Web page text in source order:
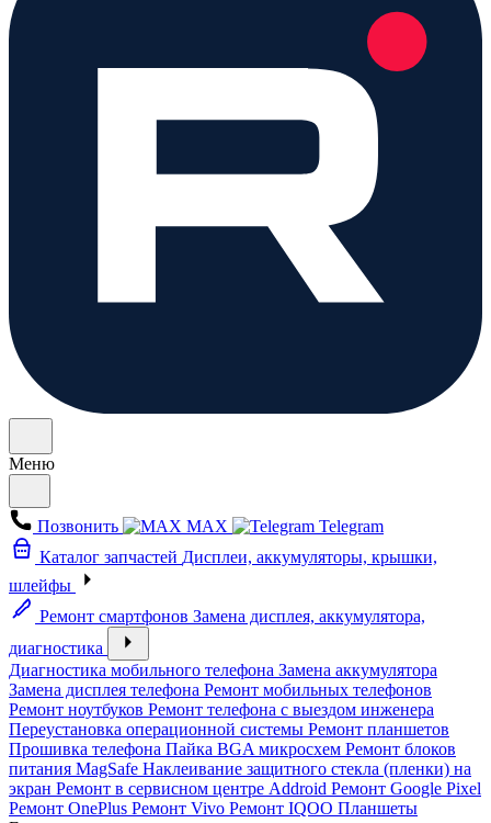
Меню
Позвонить MAX
Telegram
Каталог запчастей Дисплеи, аккумуляторы, крышки,
шлейфы
Ремонт смартфонов Замена дисплея, аккумулятора,
диагностика
Диагностика мобильного телефона Замена аккумулятора
Замена дисплея телефона Ремонт мобильных телефонов
Ремонт ноутбуков Ремонт телефона с выездом инженера
Переустановка операционной системы Ремонт планшетов
Прошивка телефона Пайка BGA микросхем Ремонт блоков
питания MagSafe Наклеивание защитного стекла (пленки) на
экран Ремонт в сервисном центре Addroid Ремонт Google Pixel
Ремонт OnePlus Ремонт Vivo Ремонт IQOO Планшеты